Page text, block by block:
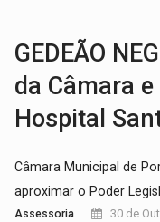
GEDEÃO
da Câmara
Hospital
Câmara Municipal de
aproximar o Poder
Assessoria 30 de